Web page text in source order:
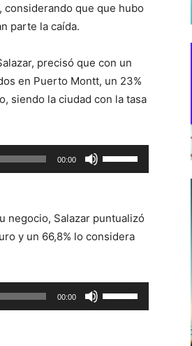
considerando que que hubo
parte la caída.
precisó que con un
en Puerto Montt, un 23%
siendo la ciudad con la tasa
00:00
las
flecha
arriba/abajo
aumentar
o
negocio, Salazar puntualizó
y un 66,8% lo considera
00:00
las